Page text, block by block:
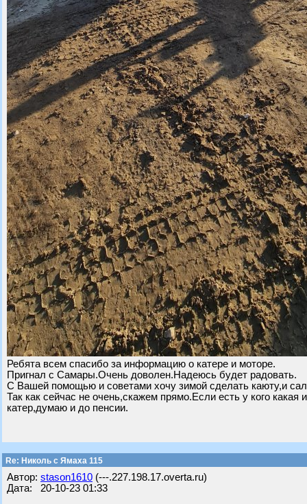
Ребята всем спасибо за информацию о катере и моторе.
Пригнал с Самары.Очень доволен.Надеюсь будет радовать.
С Вашей помощью и советами хочу зимой сделать каюту,и
Так как сейчас не очень,скажем прямо.Если есть у кого
катер,думаю и до пенсии.
Re: Николь с Ямаха 115
Автор: stason1610 (---.227.198.17.overta.ru)
Дата: 20-10-23 01:33